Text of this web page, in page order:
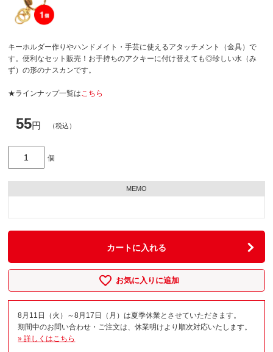
キーホルダー作りやハンドメイト・手芸に使えるアタッチメント（金具）で
す。便利なセット販売！お手持ちのアクキーに付け替えても◎珍しい水（み
ず）の形のナスカンです。
★ラインナップ一覧はこちら
55円 （税込）
個
MEMO
カートに入れる
お気に入りに追加
8月11日（火）～8月17日（月）は夏季休業とさせていただきます。
期間中のお問い合わせ・ご注文は、休業明けより順次対応いたします。
» 詳しくはこちら